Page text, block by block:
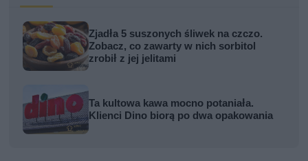
Zjadła 5 suszonych śliwek na czczo.
Zobacz, co zawarty w nich sorbitol
zrobił z jej jelitami
Ta kultowa kawa mocno potaniała.
Klienci Dino biorą po dwa opakowania